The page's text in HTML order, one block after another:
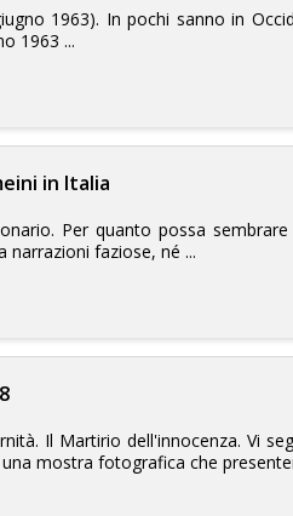
1963). In pochi sanno in
1963 ...
in Italia
Per quanto possa
narrazioni faziose, né ...
Il Martirio dell'innocenza. Vi
mostra fotografica che